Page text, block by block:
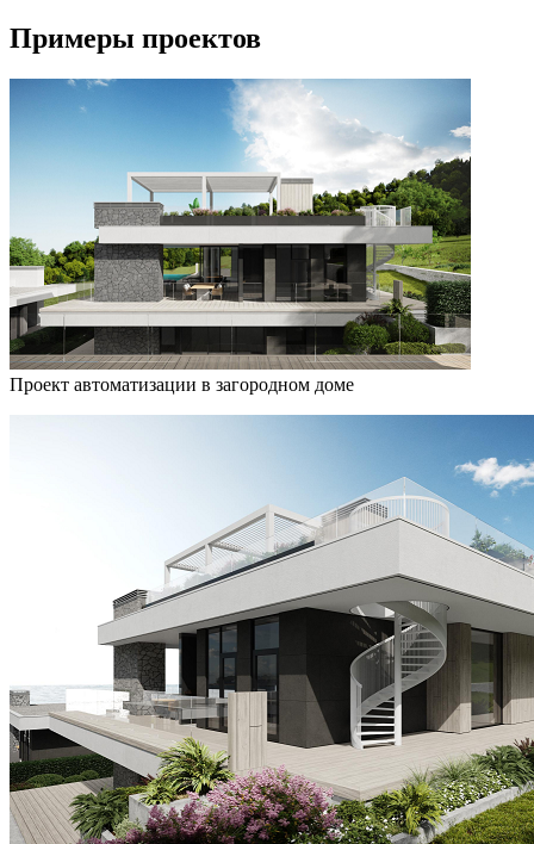
Примеры проектов
Проект автоматизации в загородном доме